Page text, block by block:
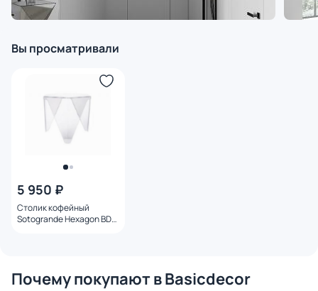
Вы просматривали
5 950 ₽
Столик кофейный
Sotogrande Hexagon BD-
Почему покупают в Basicdecor